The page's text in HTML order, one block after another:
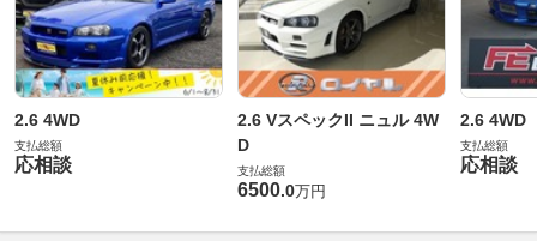
2.6 4WD
支払総額
応相談
2.6 VスペックII ニュル 4W
D
支払総額
6500.0万円
2.6 4WD
支払総額
応相談